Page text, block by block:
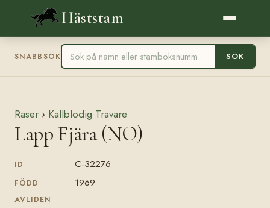
Häststam
SNABBSÖK SÖK
Raser › Kallblodig Travare
Lapp Fjära (NO)
ID C-32276
FÖDD 1969
AVLIDEN